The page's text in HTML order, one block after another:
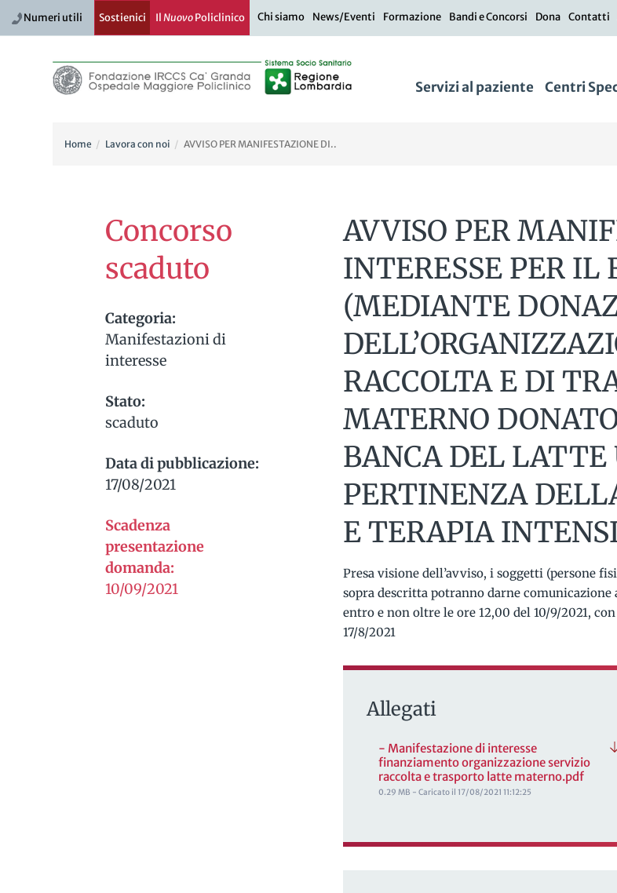
Numeri utili Sostienici IlNuovoPoliclinico Chi siamo News/Eventi Formazione Bandi e Concorsi Dona Contatti
Servizi al paziente Centri
Home Lavora con noi AVVISO PER MANIFESTAZIONE DI..
AVVISO PER
INTERESSE PER
(MEDIANTE
RACCOLTA E DI
MATERNO
BANCA DEL
PERTINENZA
E TERAPIA
Presa visione dell’avviso, i soggetti (persone
sopra descritta potranno darne
entro e non oltre le ore 12,00 del 10/9/2021,
17/8/2021
Allegati
- Manifestazione di interesse
finanziamento organizzazione servizio
raccolta e trasporto latte materno.pdf
0.29 MB - Caricato il 17/08/2021 11:12:25
Concorso
scaduto
Categoria:
Manifestazioni di
interesse
Stato:
scaduto
Data di pubblicazione:
17/08/2021
Scadenza
presentazione
domanda:
10/09/2021